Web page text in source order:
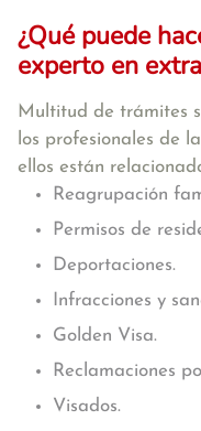
¿Qué puede
experto en
Multitud de trámites
los profesionales de
ellos están
Reagrupación
Permisos de
Deportaciones.
Infracciones y
Golden Visa.
Reclamaciones
Visados.